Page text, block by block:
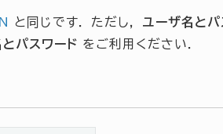
と同じです． ただし， ユーザ名と
パスワード をご利用ください．